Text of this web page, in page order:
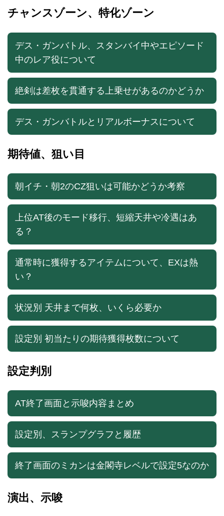
チャンスゾーン、特化ゾーン
デス・ガンバトル、スタンバイ中やエピソード
中のレア役について
絶剣は差枚を貫通する上乗せがあるのかどうか
デス・ガンバトルとリアルボーナスについて
期待値、狙い目
朝イチ・朝2のCZ狙いは可能かどうか考察
上位AT後のモード移行、短縮天井や冷遇はあ
る？
通常時に獲得するアイテムについて、EXは熱
い？
状況別 天井まで何枚、いくら必要か
設定別 初当たりの期待獲得枚数について
設定判別
AT終了画面と示唆内容まとめ
設定別、スランプグラフと履歴
終了画面のミカンは金閣寺レベルで設定5なのか
演出、示唆